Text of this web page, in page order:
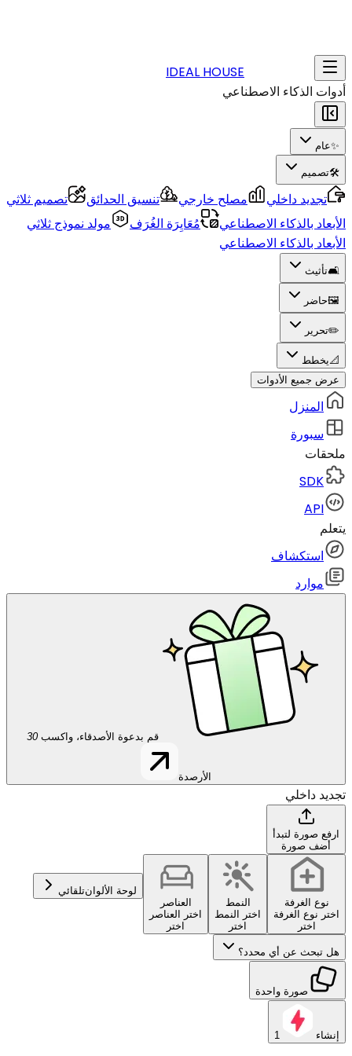
IDEAL HOUSE
أدوات الذكاء الاصطناعي
✨عام
🛠️تصميم
تجديد داخلي مصلح خارجي تنسيق الحدائق
تصميم ثلاثي
الأبعاد بالذكاء الاصطناعي
مُعَايِرَة الغُرَف
مولد نموذج ثلاثي
الأبعاد بالذكاء الاصطناعي
🛋️تأثيث
🖼️حاضر
✏️تحرير
📐يخطط
عرض جميع الأدوات
المنزل
سبورة
ملحقات
SDK
API
يتعلم
استكشاف
موارد
قم بدعوة الأصدقاء، واكسب 30
الأرصدة
تجديد داخلي
ارفع صورة لتبدأ
أضف صورة
نوع الغرفة
اختر نوع الغرفة
اختر
النمط
اختر النمط
اختر
العناصر
اختر العناصر
اختر
لوحة الألوانتلقائي
هل تبحث عن أي محدد؟
صورة واحدة
إنشاء 1